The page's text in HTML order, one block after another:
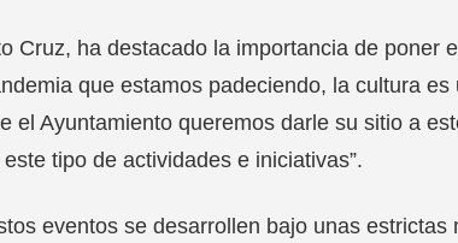
Cruz, ha destacado la importancia de poner
que estamos padeciendo, la cultura es
el Ayuntamiento queremos darle su sitio a
tipo de actividades e iniciativas”.
eventos se desarrollen bajo unas estrictas